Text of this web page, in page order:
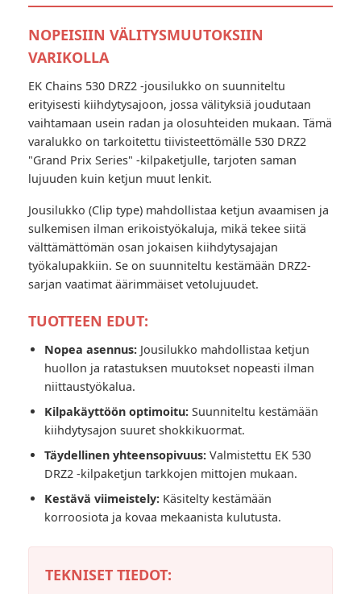
NOPEISIIN VÄLITYSMUUTOKSIIN
VARIKOLLA
EK Chains 530 DRZ2 -jousilukko on suunniteltu
erityisesti kiihdytysajoon, jossa välityksiä joudutaan
vaihtamaan usein radan ja olosuhteiden mukaan. Tämä
varalukko on tarkoitettu tiivisteettömälle 530 DRZ2
"Grand Prix Series" -kilpaketjulle, tarjoten saman
lujuuden kuin ketjun muut lenkit.
Jousilukko (Clip type) mahdollistaa ketjun avaamisen ja
sulkemisen ilman erikoistyökaluja, mikä tekee siitä
välttämättömän osan jokaisen kiihdytysajajan
työkalupakkiin. Se on suunniteltu kestämään DRZ2-
sarjan vaatimat äärimmäiset vetolujuudet.
TUOTTEEN EDUT:
Nopea asennus: Jousilukko mahdollistaa ketjun
huollon ja ratastuksen muutokset nopeasti ilman
niittaustyökalua.
Kilpakäyttöön optimoitu: Suunniteltu kestämään
kiihdytysajon suuret shokkikuormat.
Täydellinen yhteensopivuus: Valmistettu EK 530
DRZ2 -kilpaketjun tarkkojen mittojen mukaan.
Kestävä viimeistely: Käsitelty kestämään
korroosiota ja kovaa mekaanista kulutusta.
TEKNISET TIEDOT: